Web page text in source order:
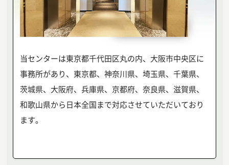
当センターは東京都千代田区丸の内、大阪市中央区に
事務所があり、東京都、神奈川県、埼玉県、千葉県、
茨城県、大阪府、兵庫県、京都府、奈良県、滋賀県、
和歌山県から日本全国まで対応させていただいており
ます。